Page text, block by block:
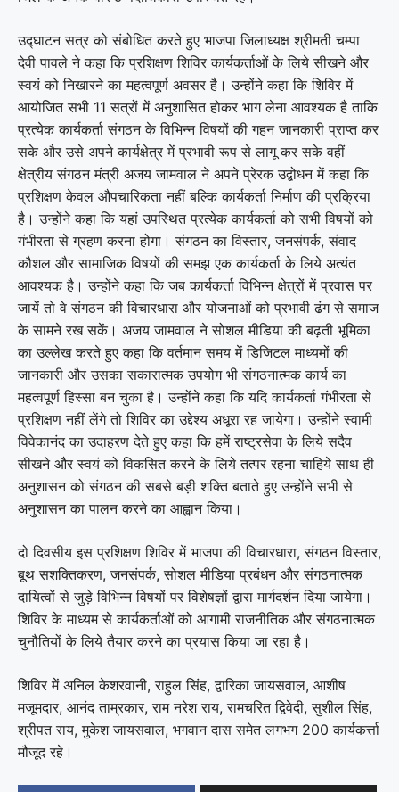
उद्घाटन सत्र को संबोधित करते हुए भाजपा जिलाध्यक्ष श्रीमती चम्पा
देवी पावले ने कहा कि प्रशिक्षण शिविर कार्यकर्ताओं के लिये सीखने और
स्वयं को निखारने का महत्वपूर्ण अवसर है। उन्होंने कहा कि शिविर में
आयोजित सभी 11 सत्रों में अनुशासित होकर भाग लेना आवश्यक है ताकि
प्रत्येक कार्यकर्ता संगठन के विभिन्न विषयों की गहन जानकारी प्राप्त कर
सके और उसे अपने कार्यक्षेत्र में प्रभावी रूप से लागू कर सके वहीं
क्षेत्रीय संगठन मंत्री अजय जामवाल ने अपने प्रेरक उद्बोधन में कहा कि
प्रशिक्षण केवल औपचारिकता नहीं बल्कि कार्यकर्ता निर्माण की प्रक्रिया
है। उन्होंने कहा कि यहां उपस्थित प्रत्येक कार्यकर्ता को सभी विषयों को
गंभीरता से ग्रहण करना होगा। संगठन का विस्तार, जनसंपर्क, संवाद
कौशल और सामाजिक विषयों की समझ एक कार्यकर्ता के लिये अत्यंत
आवश्यक है। उन्होंने कहा कि जब कार्यकर्ता विभिन्न क्षेत्रों में प्रवास पर
जायें तो वे संगठन की विचारधारा और योजनाओं को प्रभावी ढंग से समाज
के सामने रख सकें। अजय जामवाल ने सोशल मीडिया की बढ़ती भूमिका
का उल्लेख करते हुए कहा कि वर्तमान समय में डिजिटल माध्यमों की
जानकारी और उसका सकारात्मक उपयोग भी संगठनात्मक कार्य का
महत्वपूर्ण हिस्सा बन चुका है। उन्होंने कहा कि यदि कार्यकर्ता गंभीरता से
प्रशिक्षण नहीं लेंगे तो शिविर का उद्देश्य अधूरा रह जायेगा। उन्होंने स्वामी
विवेकानंद का उदाहरण देते हुए कहा कि हमें राष्ट्रसेवा के लिये सदैव
सीखने और स्वयं को विकसित करने के लिये तत्पर रहना चाहिये साथ ही
अनुशासन को संगठन की सबसे बड़ी शक्ति बताते हुए उन्होंने सभी से
अनुशासन का पालन करने का आह्वान किया।
दो दिवसीय इस प्रशिक्षण शिविर में भाजपा की विचारधारा, संगठन विस्तार,
बूथ सशक्तिकरण, जनसंपर्क, सोशल मीडिया प्रबंधन और संगठनात्मक
दायित्वों से जुड़े विभिन्न विषयों पर विशेषज्ञों द्वारा मार्गदर्शन दिया जायेगा।
शिविर के माध्यम से कार्यकर्ताओं को आगामी राजनीतिक और संगठनात्मक
चुनौतियों के लिये तैयार करने का प्रयास किया जा रहा है।
शिविर में अनिल केशरवानी, राहुल सिंह, द्वारिका जायसवाल, आशीष
मजूमदार, आनंद ताम्रकार, राम नरेश राय, रामचरित द्विवेदी, सुशील सिंह,
श्रीपत राय, मुकेश जायसवाल, भगवान दास समेत लगभग 200 कार्यकर्त्ता
मौजूद रहे।